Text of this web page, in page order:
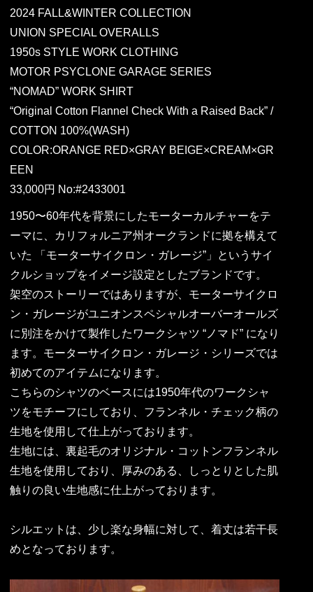
2024 FALL&WINTER COLLECTION
UNION SPECIAL OVERALLS
1950s STYLE WORK CLOTHING
MOTOR PSYCLONE GARAGE SERIES
“NOMAD” WORK SHIRT
“Original Cotton Flannel Check With a Raised Back” /
COTTON 100%(WASH)
COLOR:ORANGE RED×GRAY BEIGE×CREAM×GR
EEN
33,000円 No:#2433001
1950〜60年代を背景にしたモーターカルチャーをテ
ーマに、カリフォルニア州オークランドに拠を構えて
いた 「モーターサイクロン・ガレージ”」というサイ
クルショップをイメージ設定としたブランドです。
架空のストーリーではありますが、モーターサイクロ
ン・ガレージがユニオンスペシャルオーバーオールズ
に別注をかけて製作したワークシャツ “ノマド” になり
ます。モーターサイクロン・ガレージ・シリーズでは
初めてのアイテムになります。
こちらのシャツのベースには1950年代のワークシャ
ツをモチーフにしており、フランネル・チェック柄の
生地を使用して仕上がっております。
生地には、裏起毛のオリジナル・コットンフランネル
生地を使用しており、厚みのある、しっとりとした肌
触りの良い生地感に仕上がっております。
シルエットは、少し楽な身幅に対して、着丈は若干長
めとなっております。